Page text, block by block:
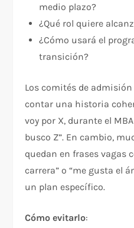
medio plazo?
¿Qué rol quiere
¿Cómo usará el
transición?
Los comités de
contar una historia
voy por X, durante el
busco Z”. En cambio,
quedan en frases vagas
carrera” o “me gusta el
un plan específico.
Cómo evitarlo: